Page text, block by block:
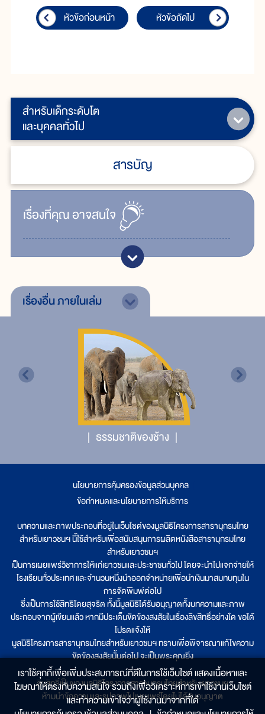
สำหรับเด็กระดับโต
และบุคคลทั่วไป
สารบัญ
เรื่ิองที่คุณอาจสนใจ
หัวข้อก่อนหน้า หัวข้อถัดไป
เรื่องอื่นภายในเล่ม
ธรรมชาติของช้าง
นโยบายการคุ้มครองข้อมูลส่วนบุคคล
ข้อกำหนดและนโยบายการให้บริการ
บทความและภาพประกอบที่อยู่ในเว็บไซต์ของมูลนิธิโครงการสารานุกรมไทย
สำหรับเยาวชนฯ นี้ใช้สำหรับเพื่อสนับสนุนการผลิตหนังสือสารานุกรมไทย
สำหรับเยาวชนฯ
เป็นการเผยแพร่วิชาการให้แก่เยาวชนและประชาชนทั่วไป โดยจะนำไปแจกจ่ายให้
โรงเรียนทั่วประเทศ และจำนวนหนึ่งนำออกจำหน่ายเพื่อนำเงินมาสมทบทุนใน
การจัดพิมพ์ต่อไป
ซึ่งเป็นการใช้สิทธิโดยสุจริต ทั้งนี้มูลนิธิได้รับอนุญาตทั้งบทความและภาพ
ประกอบจากผู้เขียนแล้ว หากมีประเด็นขัดข้องสงสัยในเรื่องลิขสิทธิ์อย่างใด ขอได้
โปรดแจ้งให้
มูลนิธิโครงการสารานุกรมไทยสำหรับเยาวชนฯ ทราบเพื่อพิจารณาแก้ไขความ
ขัดข้องสงสัยนั้นต่อไป จะเป็นพระคุณยิ่ง
ลิขสิทธิ์เป็นของมูลนิธิโครงการสารานุกรมไทยสำหรับเยาวชนฯ
ห้ามนำข้อความและรูปภาพไปเผยแพร่โดยไม่ได้รับอนุญาต
เราใช้คุกกี้เพื่อเพิ่มประสบการณ์ที่ดีในการใช้เว็บไซต์ แสดงเนื้อหาและ
โฆษณาให้ตรงกับความสนใจ รวมถึงเพื่อวิเคราะห์การเข้าใช้งานเว็บไซต์
และทำความเข้าใจว่าผู้ใช้งานมาจากที่ใด๋